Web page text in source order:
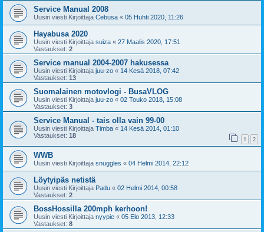
Service Manual 2008
Uusin viesti Kirjoittaja Cebusa « 05 Huhti 2020, 11:26
Hayabusa 2020
Uusin viesti Kirjoittaja suiza « 27 Maalis 2020, 17:51
Vastaukset: 2
Service manual 2004-2007 hakusessa
Uusin viesti Kirjoittaja juu-zo « 14 Kesä 2018, 07:42
Vastaukset: 13
Suomalainen motovlogi - BusaVLOG
Uusin viesti Kirjoittaja juu-zo « 02 Touko 2018, 15:08
Vastaukset: 3
Service Manual - tais olla vain 99-00
Uusin viesti Kirjoittaja Timba « 14 Kesä 2014, 01:10
Vastaukset: 18 1 2
WWB
Uusin viesti Kirjoittaja snuggles « 04 Helmi 2014, 22:12
Löytyipäs netistä
Uusin viesti Kirjoittaja Padu « 02 Helmi 2014, 00:58
Vastaukset: 2
BossHossilla 200mph kerhoon!
Uusin viesti Kirjoittaja nyypie « 05 Elo 2013, 12:33
Vastaukset: 8